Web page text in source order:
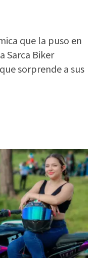
que la puso en
Sarca Biker
sorprende a sus